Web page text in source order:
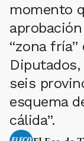
momento
“zona fría”
seis
esquema
cálida”.